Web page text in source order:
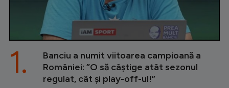
Banciu a numit viitoarea campioană a
României: ”O să câștige atât sezonul
regulat, cât și play-off-ul!”
1.